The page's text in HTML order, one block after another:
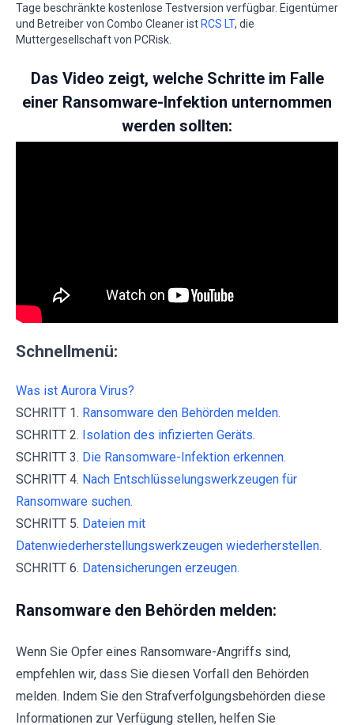
Tage beschränkte kostenlose Testversion verfügbar. Eigentümer
und Betreiber von Combo Cleaner ist RCS LT, die
Muttergesellschaft von PCRisk.
Das Video zeigt, welche Schritte im Falle
einer Ransomware-Infektion unternommen
werden sollten:
Schnellmenü:
Was ist Aurora Virus?
SCHRITT 1. Ransomware den Behörden melden.
SCHRITT 2. Isolation des infizierten Geräts.
SCHRITT 3. Die Ransomware-Infektion erkennen.
SCHRITT 4. Nach Entschlüsselungswerkzeugen für
Ransomware suchen.
SCHRITT 5. Dateien mit
Datenwiederherstellungswerkzeugen wiederherstellen.
SCHRITT 6. Datensicherungen erzeugen.
Ransomware den Behörden melden:
Wenn Sie Opfer eines Ransomware-Angriffs sind,
empfehlen wir, dass Sie diesen Vorfall den Behörden
melden. Indem Sie den Strafverfolgungsbehörden diese
Informationen zur Verfügung stellen, helfen Sie